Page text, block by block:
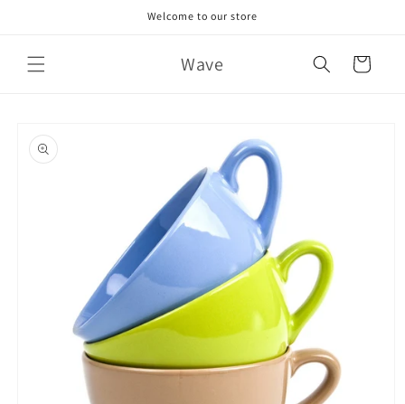
Welcome to our store
Wave Cart
product
information